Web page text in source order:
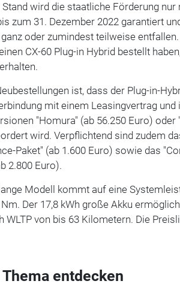
wird die staatliche Förderung nur
zum 31. Dezember 2022 garantiert
oder zumindest teilweise entfallen.
CX-60 Plug-in Hybrid bestellt
ist, dass der Plug-in-
mit einem Leasingvertrag und
"Homura" (ab 56.250 Euro) oder
wird. Verpflichtend sind zudem
Paket" (ab 1.600 Euro) sowie das
2.800 Euro).
Modell kommt auf eine
Nm. Der 17,8 kWh große Akku
WLTP von bis 63 Kilometern. Die
entdecken